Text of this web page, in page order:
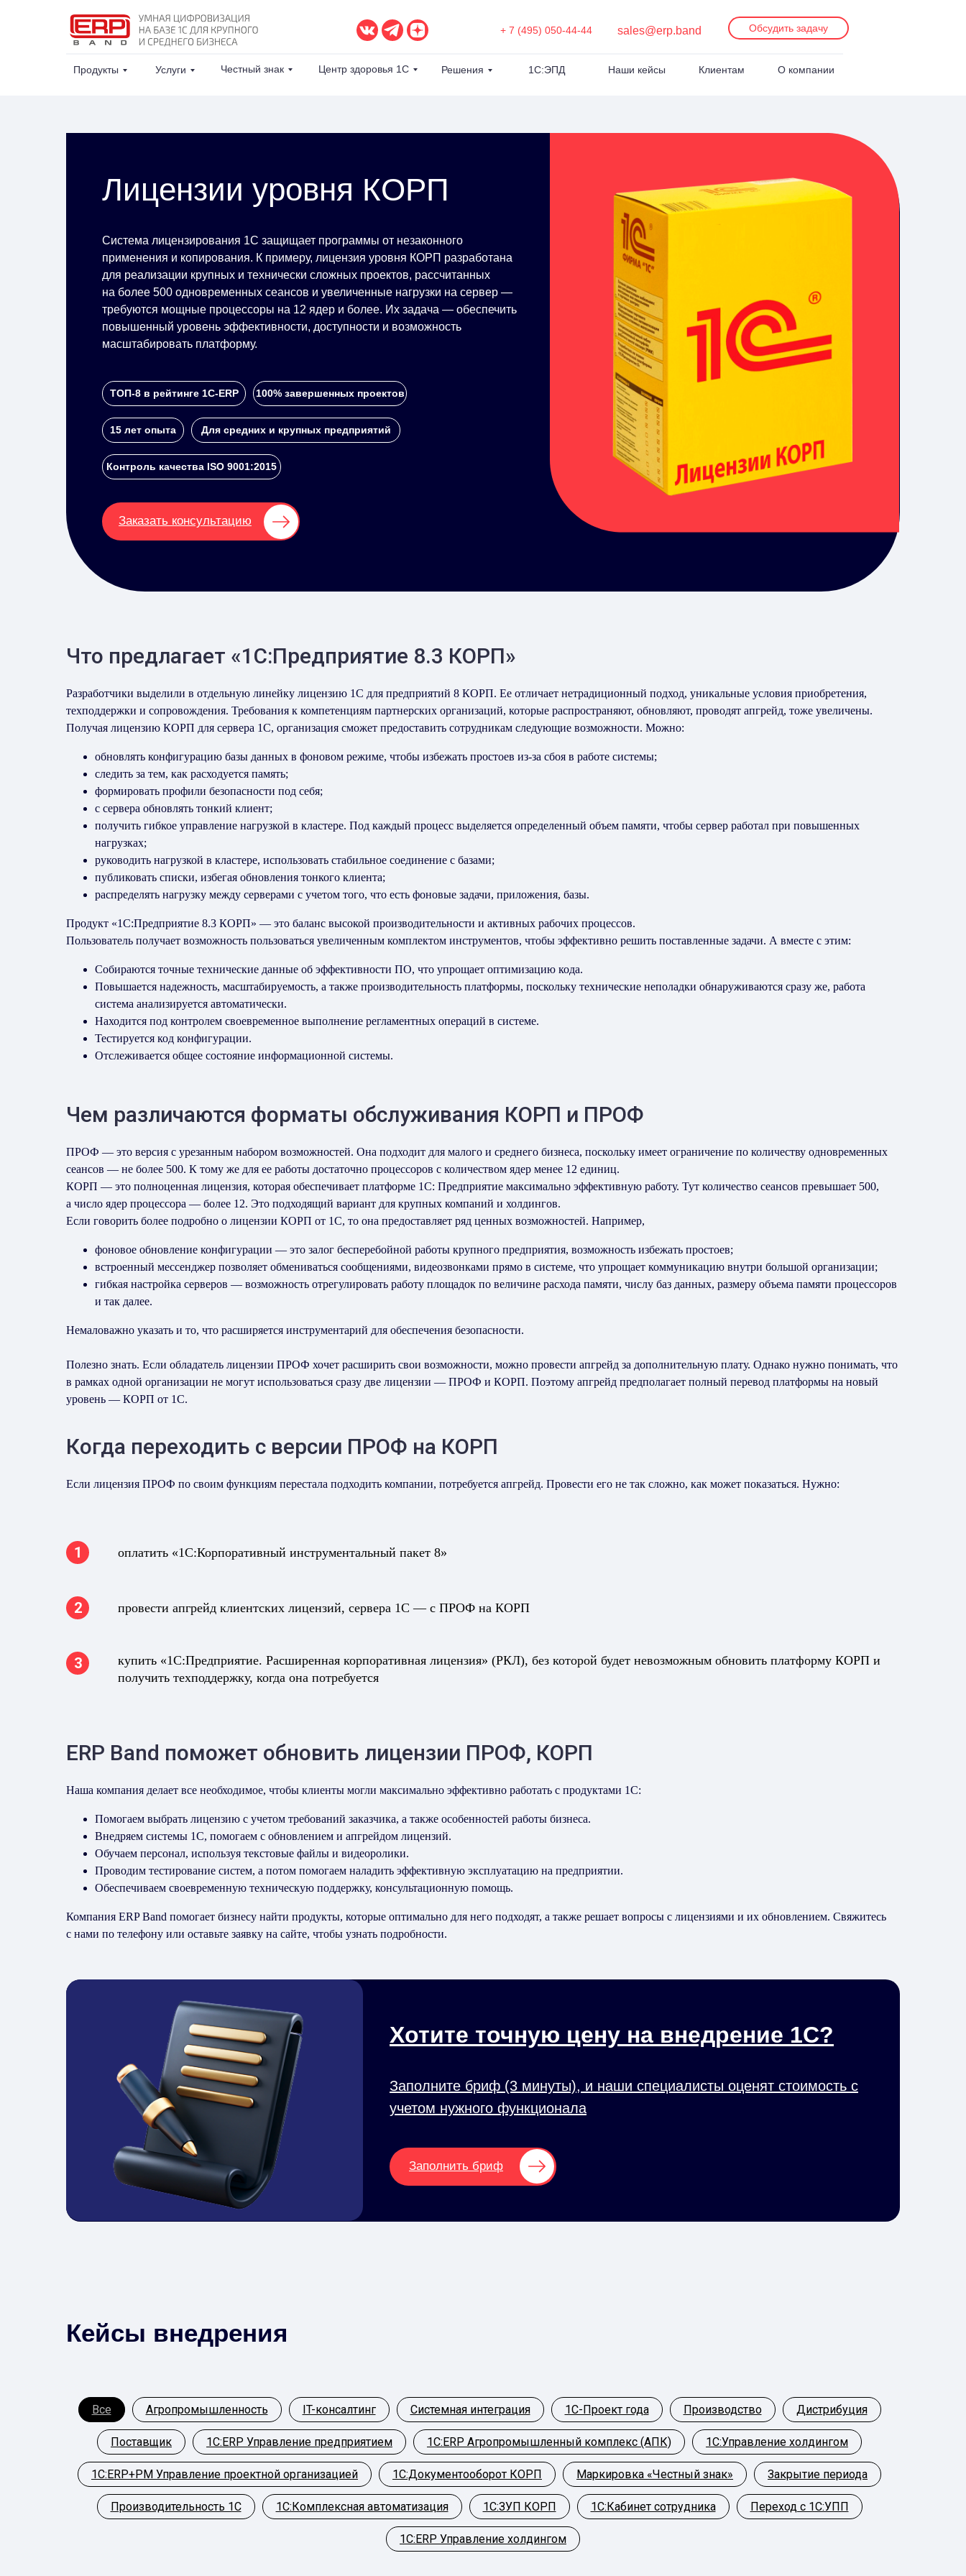
+ 7 (495) 050-44-44 sales@erp.band Обсудить задачу
Продукты Услуги Честный знак О компании
Клиентам
1С:ЭПД
Решения
Центр здоровья 1С Наши кейсы
Лицензии уровня КОРП
Система лицензирования 1С защищает программы от незаконного
применения и копирования. К примеру, лицензия уровня КОРП разработана
для реализации крупных и технически сложных проектов, рассчитанных
на более 500 одновременных сеансов и увеличенные нагрузки на сервер —
требуются мощные процессоры на 12 ядер и более. Их задача — обеспечить
повышенный уровень эффективности, доступности и возможность
масштабировать платформу.
Заказать консультацию
Контроль качества ISO 9001:2015
100% завершенных проектов
15 лет опыта
ТОП-8 в рейтинге 1С-ERP
Для средних и крупных предприятий
Что предлагает «1С:Предприятие 8.3 КОРП»
Разработчики выделили в отдельную линейку лицензию 1С для предприятий 8 КОРП. Ее отличает нетрадиционный подход, уникальные условия приобретения,
техподдержки и сопровождения. Требования к компетенциям партнерских организаций, которые распространяют, обновляют, проводят апгрейд, тоже увеличены.
Получая лицензию КОРП для сервера 1С, организация сможет предоставить сотрудникам следующие возможности. Можно:
обновлять конфигурацию базы данных в фоновом режиме, чтобы избежать простоев из-за сбоя в работе системы;
следить за тем, как расходуется память;
формировать профили безопасности под себя;
с сервера обновлять тонкий клиент;
получить гибкое управление нагрузкой в кластере. Под каждый процесс выделяется определенный объем памяти, чтобы сервер работал при повышенных
нагрузках;
руководить нагрузкой в кластере, использовать стабильное соединение с базами;
публиковать списки, избегая обновления тонкого клиента;
распределять нагрузку между серверами с учетом того, что есть фоновые задачи, приложения, базы.
Продукт «1С:Предприятие 8.3 КОРП» — это баланс высокой производительности и активных рабочих процессов.
Пользователь получает возможность пользоваться увеличенным комплектом инструментов, чтобы эффективно решить поставленные задачи. А вместе с этим:
Собираются точные технические данные об эффективности ПО, что упрощает оптимизацию кода.
Повышается надежность, масштабируемость, а также производительность платформы, поскольку технические неполадки обнаруживаются сразу же, работа
система анализируется автоматически.
Находится под контролем своевременное выполнение регламентных операций в системе.
Тестируется код конфигурации.
Отслеживается общее состояние информационной системы.
Чем различаются форматы обслуживания КОРП и ПРОФ
ПРОФ — это версия с урезанным набором возможностей. Она подходит для малого и среднего бизнеса, поскольку имеет ограничение по количеству одновременных
сеансов — не более 500. К тому же для ее работы достаточно процессоров с количеством ядер менее 12 единиц.
КОРП — это полноценная лицензия, которая обеспечивает платформе 1С: Предприятие максимально эффективную работу. Тут количество сеансов превышает 500,
а число ядер процессора — более 12. Это подходящий вариант для крупных компаний и холдингов.
Если говорить более подробно о лицензии КОРП от 1С, то она предоставляет ряд ценных возможностей. Например,
фоновое обновление конфигурации — это залог бесперебойной работы крупного предприятия, возможность избежать простоев;
встроенный мессенджер позволяет обмениваться сообщениями, видеозвонками прямо в системе, что упрощает коммуникацию внутри большой организации;
гибкая настройка серверов — возможность отрегулировать работу площадок по величине расхода памяти, числу баз данных, размеру объема памяти процессоров
и так далее.
Немаловажно указать и то, что расширяется инструментарий для обеспечения безопасности.
Полезно знать. Если обладатель лицензии ПРОФ хочет расширить свои возможности, можно провести апгрейд за дополнительную плату. Однако нужно понимать, что
в рамках одной организации не могут использоваться сразу две лицензии — ПРОФ и КОРП. Поэтому апгрейд предполагает полный перевод платформы на новый
уровень — КОРП от 1С.
Когда переходить с версии ПРОФ на КОРП
Если лицензия ПРОФ по своим функциям перестала подходить компании, потребуется апгрейд. Провести его не так сложно, как может показаться. Нужно:
оплатить «1С:Корпоративный инструментальный пакет 8»
провести апгрейд клиентских лицензий, сервера 1С — с ПРОФ на КОРП
купить «1С:Предприятие. Расширенная корпоративная лицензия» (РКЛ), без которой будет невозможным обновить платформу КОРП и
получить техподдержку, когда она потребуется
ERP Band поможет обновить лицензии ПРОФ, КОРП
Наша компания делает все необходимое, чтобы клиенты могли максимально эффективно работать с продуктами 1С:
Помогаем выбрать лицензию с учетом требований заказчика, а также особенностей работы бизнеса.
Внедряем системы 1С, помогаем с обновлением и апгрейдом лицензий.
Обучаем персонал, используя текстовые файлы и видеоролики.
Проводим тестирование систем, а потом помогаем наладить эффективную эксплуатацию на предприятии.
Обеспечиваем своевременную техническую поддержку, консультационную помощь.
Компания ERP Band помогает бизнесу найти продукты, которые оптимально для него подходят, а также решает вопросы с лицензиями и их обновлением. Свяжитесь
с нами по телефону или оставьте заявку на сайте, чтобы узнать подробности.
Хотите точную цену на внедрение 1С?
Заполните бриф (3 минуты), и наши специалисты оценят стоимость с
учетом нужного функционала
Заполнить бриф
Кейсы внедрения
Все Агропромышленность IT-консалтинг Системная интеграция 1С-Проект года Производство Дистрибуция
Поставщик 1С:ERP Управление предприятием 1С:ERP Агропромышленный комплекс (АПК) 1С:Управление холдингом
1С:ERP+PM Управление проектной организацией 1С:Документооборот КОРП Маркировка «Честный знак» Закрытие периода
Производительность 1С 1С:Комплексная автоматизация 1С:ЗУП КОРП 1С:Кабинет сотрудника Переход с 1С:УПП
1С:ERP Управление холдингом